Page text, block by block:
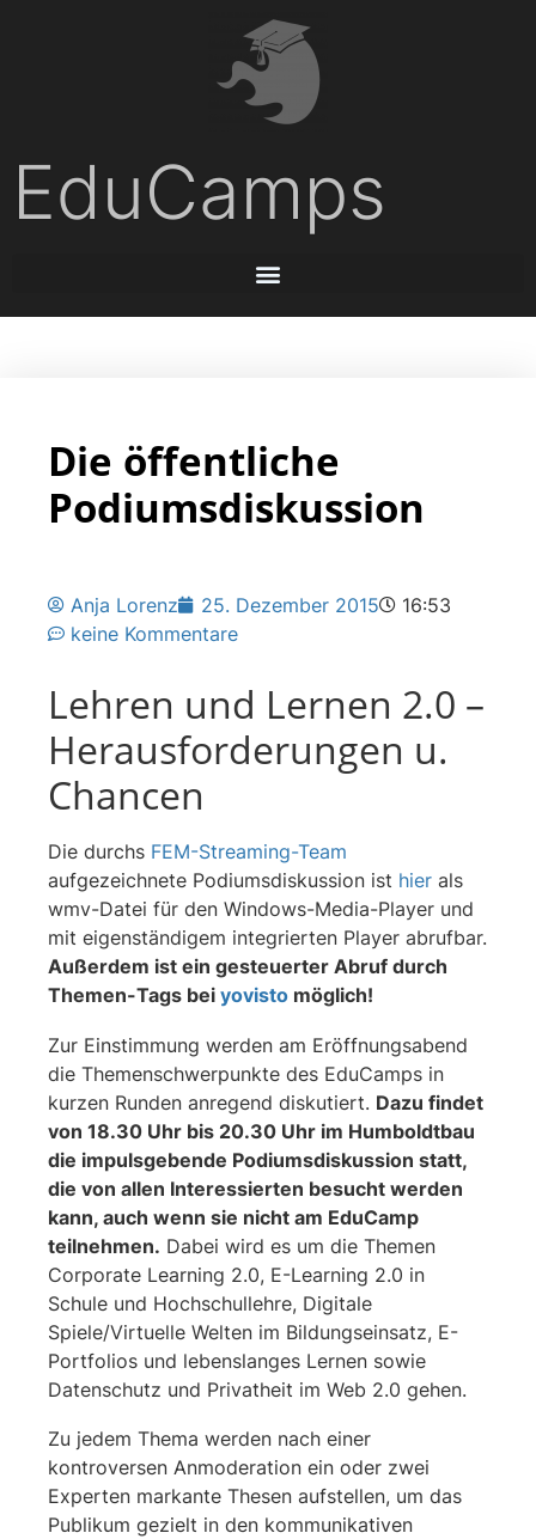
EduCamps
Die öffentliche
Podiumsdiskussion
Anja Lorenz 25. Dezember 2015
16:53
keine Kommentare
Lehren und Lernen 2.0 –
Herausforderungen u.
Chancen
Die durchs FEM-Streaming-Team
aufgezeichnete Podiumsdiskussion ist hier als
wmv-Datei für den Windows-Media-Player und
mit eigenständigem integrierten Player abrufbar.
Außerdem ist ein gesteuerter Abruf durch
Themen-Tags bei yovisto möglich!
Zur Einstimmung werden am Eröffnungsabend
die Themenschwerpunkte des EduCamps in
kurzen Runden anregend diskutiert. Dazu findet
von 18.30 Uhr bis 20.30 Uhr im Humboldtbau
die impulsgebende Podiumsdiskussion statt,
die von allen Interessierten besucht werden
kann, auch wenn sie nicht am EduCamp
teilnehmen. Dabei wird es um die Themen
Corporate Learning 2.0, E-Learning 2.0 in
Schule und Hochschullehre, Digitale
Spiele/Virtuelle Welten im Bildungseinsatz, E-
Portfolios und lebenslanges Lernen sowie
Datenschutz und Privatheit im Web 2.0 gehen.
Zu jedem Thema werden nach einer
kontroversen Anmoderation ein oder zwei
Experten markante Thesen aufstellen, um das
Publikum gezielt in den kommunikativen